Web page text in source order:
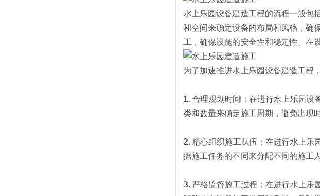
水上乐园设备建造工程的流程一般包
和空间来确定设备的布局和风格，确
工，确保设施的安全性和稳定性。在
为了加速推进水上乐园设备建造工程
1. 合理规划时间：在进行水上乐园设
类和数量来确定施工周期，避免出现
2. 精心组织施工队伍：在进行水上乐
据施工任务的不同来分配不同的施工
3. 严格监督施工过程：在进行水上乐